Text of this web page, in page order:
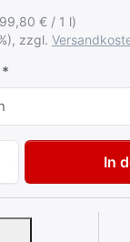
€ / 1 l)
zzgl.
Autolack
In